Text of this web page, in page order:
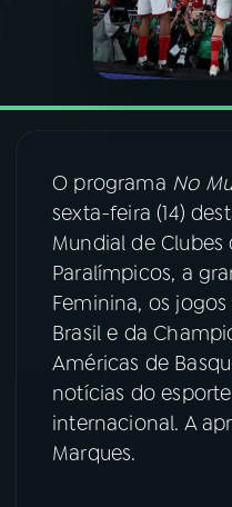
VIDEOCASTS
08FESTIVAL DE
ACOMPANHE A RÁDIO
YouTube
Instagram
TikTok
O programa No
sexta-feira (14)
Mundial de Clubes
Paralímpicos, a
Feminina, os
Brasil e da
Américas de
notícias do
internacional. A
Marques.